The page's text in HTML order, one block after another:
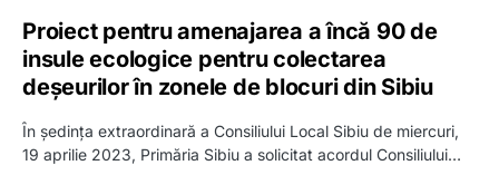
Proiect pentru amenajarea a încă 90 de
insule ecologice pentru colectarea
deșeurilor în zonele de blocuri din Sibiu
În ședința extraordinară a Consiliului Local Sibiu de miercuri,
19 aprilie 2023, Primăria Sibiu a solicitat acordul Consiliului…